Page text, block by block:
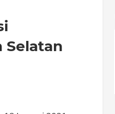
Selatan